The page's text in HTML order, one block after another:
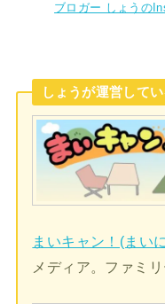
ブロガー しょうの
しょうが運営して
まいキャン！(まい
メディア。ファミ